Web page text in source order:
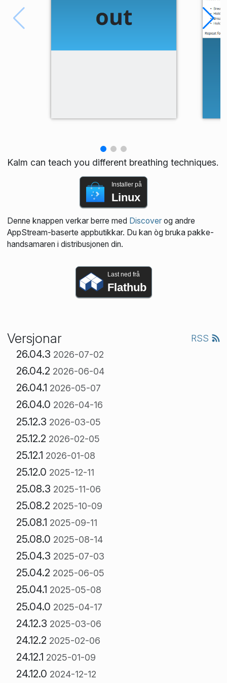
Kalm can teach you different breathing techniques.
Installer på
Linux
Denne knappen verkar berre med Discoverog andre
AppStream-baserte appbutikkar. Du kan òg bruka pakke­
handsamaren i distribusjonen din.
Last ned frå
Flathub
Versjonar RSS
26.04.3 2026-07-02
26.04.2 2026-06-04
26.04.1 2026-05-07
26.04.0 2026-04-16
25.12.3 2026-03-05
25.12.2 2026-02-05
25.12.1 2026-01-08
25.12.0 2025-12-11
25.08.3 2025-11-06
25.08.2 2025-10-09
25.08.1 2025-09-11
25.08.0 2025-08-14
25.04.3 2025-07-03
25.04.2 2025-06-05
25.04.1 2025-05-08
25.04.0 2025-04-17
24.12.3 2025-03-06
24.12.2 2025-02-06
24.12.1 2025-01-09
24.12.0 2024-12-12